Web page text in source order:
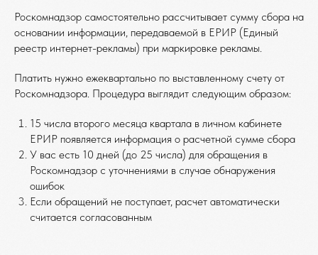
Роскомнадзор самостоятельно рассчитывает сумму сбора на
основании информации, передаваемой в ЕРИР (Единый
реестр интернет-рекламы) при маркировке рекламы.
Платить нужно ежеквартально по выставленному счету от
Роскомнадзора. Процедура выглядит следующим образом:
15 числа второго месяца квартала в личном кабинете
ЕРИР появляется информация о расчетной сумме сбора
У вас есть 10 дней (до 25 числа) для обращения в
Роскомнадзор с уточнениями в случае обнаружения
ошибок
Если обращений не поступает, расчет автоматически
считается согласованным